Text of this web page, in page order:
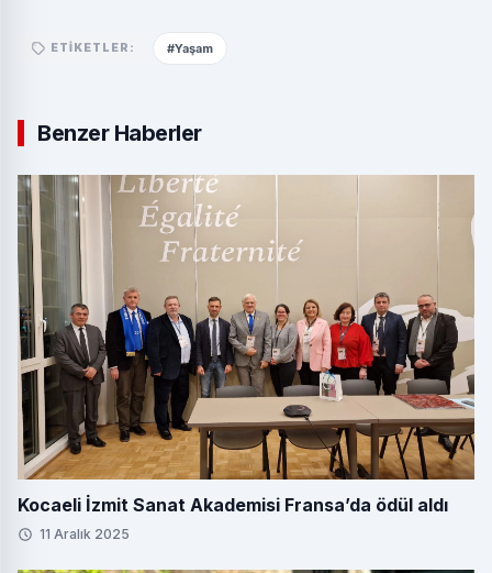
ETIKETLER: #Yaşam
Benzer Haberler
Kocaeli İzmit Sanat Akademisi Fransa’da ödül aldı
11 Aralık 2025